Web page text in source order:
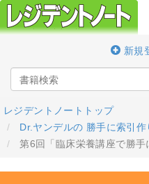
新規
レジデントノートトップ
Dr.ヤンデルの 勝手に索引
第6回「臨床栄養講座で勝手